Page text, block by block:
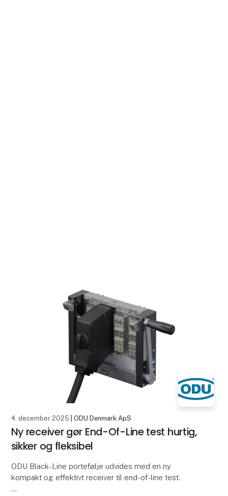
4. december 2025 | ODU Denmark ApS
Ny receiver gør End-Of-Line test hurtig,
sikker og fleksibel
ODU Black-Line portefølje udvides med en ny
kompakt og effektivt receiver til end-of-line test.